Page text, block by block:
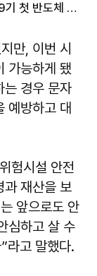
2030년까지 370명 채용…구미시, 민선 9기 첫 반도체 소부장 대형 투자 결실
만, 이번 시
가능하게 됐
는 경우 문자
예방하고 대
험시설 안전
과 재산을 보
앞으로도 안
심하고 살 수
라고 말했다.